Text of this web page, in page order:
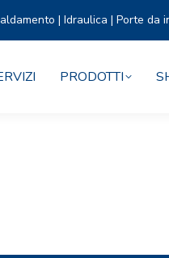
| Idraulica | Porte da
PRODOTTI